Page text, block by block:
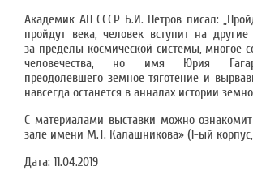
Академик АН СССР Б.И. Петров писал:
пройдут века, человек вступит на
за пределы космической системы, многое
человечества, но имя Юрия
преодолевшего земное тяготение и
навсегда останется в анналах истории
С материалами выставки можно
зале имени М.Т. Калашникова» (1-ый корпус,
Дата: 11.04.2019